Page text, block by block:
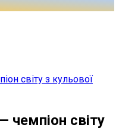
світу з кульової
чемпіон світу